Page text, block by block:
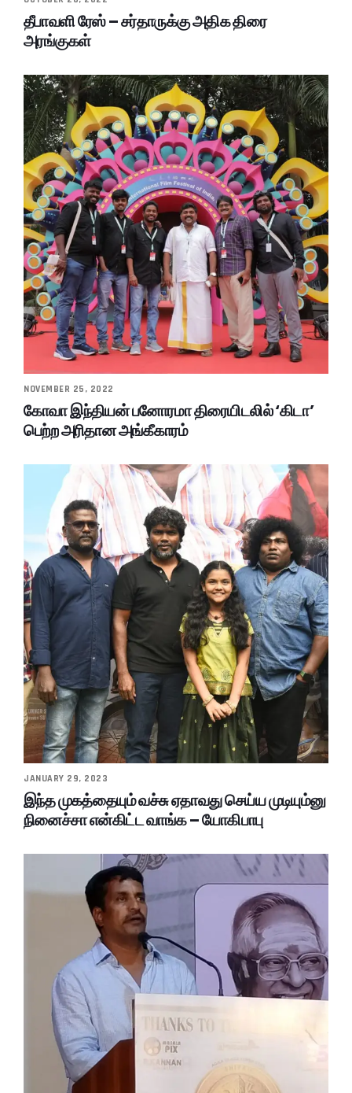
தீபாவளி ரேஸ் – சர்தாருக்கு அதிக திரை
அரங்குகள்
NOVEMBER 25, 2022
கோவா இந்தியன் பனோரமா திரையிடலில் ‘கிடா’
பெற்ற அரிதான அங்கீகாரம்
JANUARY 29, 2023
இந்த முகத்தையும் வச்சு ஏதாவது செய்ய முடியும்னு
நினைச்சா என்கிட்ட வாங்க – யோகிபாபு